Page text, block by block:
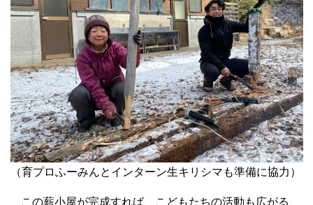
（育プロふーみんとインターン生キリシマも準備に協力）
この薪小屋が完成すれば、こどもたちの活動も広がる、